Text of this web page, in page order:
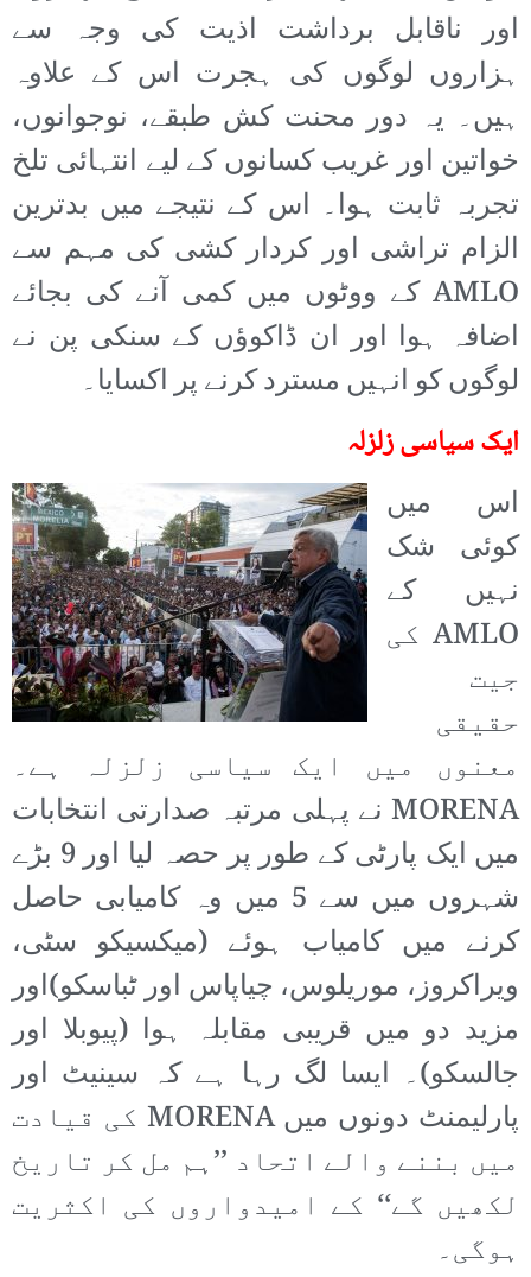
اور ناقابل برداشت اذیت کی وجہ سے
ہزاروں لوگوں کی ہجرت اس کے علاوہ
ہیں۔ یہ دور محنت کش طبقے، نوجوانوں،
خواتین اور غریب کسانوں کے لیے انتہائی تلخ
تجربہ ثابت ہوا۔ اس کے نتیجے میں بدترین
الزام تراشی اور کردار کشی کی مہم سے
AMLO کے ووٹوں میں کمی آنے کی بجائے
اضافہ ہوا اور ان ڈاکوؤں کے سنکی پن نے
لوگوں کو انہیں مسترد کرنے پر اکسایا۔
ایک سیاسی زلزلہ
اس میں
کوئی شک
نہیں کے
AMLO کی
جیت
حقیقی
معنوں میں ایک سیاسی زلزلہ ہے۔
MORENA نے پہلی مرتبہ صدارتی انتخابات
میں ایک پارٹی کے طور پر حصہ لیا اور 9 بڑے
شہروں میں سے 5 میں وہ کامیابی حاصل
کرنے میں کامیاب ہوئے (میکسیکو سٹی،
ویراکروز، موریلوس، چیاپاس اور ٹباسکو)اور
مزید دو میں قریبی مقابلہ ہوا (پیوبلا اور
جالسکو)۔ ایسا لگ رہا ہے کہ سینیٹ اور
پارلیمنٹ دونوں میں MORENA کی قیادت
میں بننے والے اتحاد ’’ہم مل کر تاریخ
لکھیں گے‘‘ کے امیدواروں کی اکثریت
ہوگی۔